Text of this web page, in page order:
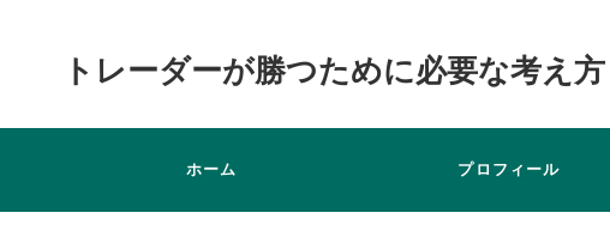
トレーダーが勝つために必要な考え方
ホーム プロフィール